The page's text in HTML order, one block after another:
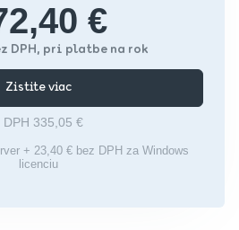
€
DPH, pri platbe na rok
Zistite viac
DPH 335,05 €
+ 23,40 € bez DPH za Windows
licenciu